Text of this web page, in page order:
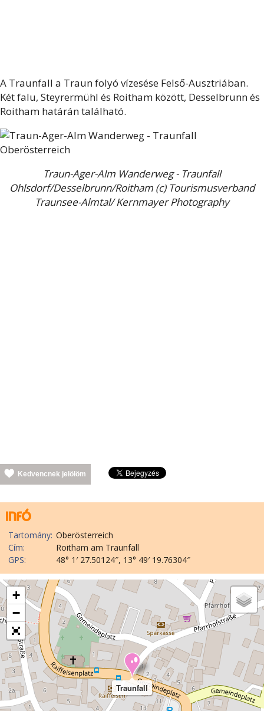
A Traunfall a Traun folyó vízesése Felső-Ausztriában.
Két falu, Steyrermühl és Roitham között, Desselbrunn és
Roitham határán található.
Traun-Ager-Alm Wanderweg - Traunfall
Ohlsdorf/Desselbrunn/Roitham (c) Tourismusverband
Traunsee-Almtal/ Kernmayer Photography
Kedvencnek jelölöm
Tartomány: Oberösterreich
Cím:
Roitham am Traunfall
GPS:
48° 1′ 27.50124″, 13° 49′ 19.76304″
Traunfall
+
−